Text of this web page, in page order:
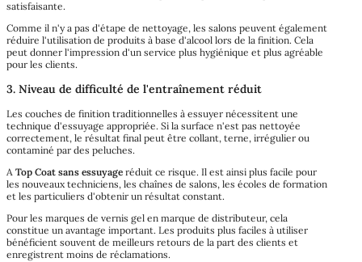
satisfaisante.
Comme il n'y a pas d'étape de nettoyage, les salons peuvent également
réduire l'utilisation de produits à base d'alcool lors de la finition. Cela
peut donner l'impression d'un service plus hygiénique et plus agréable
pour les clients.
3. Niveau de difficulté de l'entraînement réduit
Les couches de finition traditionnelles à essuyer nécessitent une
technique d'essuyage appropriée. Si la surface n'est pas nettoyée
correctement, le résultat final peut être collant, terne, irrégulier ou
contaminé par des peluches.
A Top Coat sans essuyage réduit ce risque. Il est ainsi plus facile pour
les nouveaux techniciens, les chaînes de salons, les écoles de formation
et les particuliers d'obtenir un résultat constant.
Pour les marques de vernis gel en marque de distributeur, cela
constitue un avantage important. Les produits plus faciles à utiliser
bénéficient souvent de meilleurs retours de la part des clients et
enregistrent moins de réclamations.